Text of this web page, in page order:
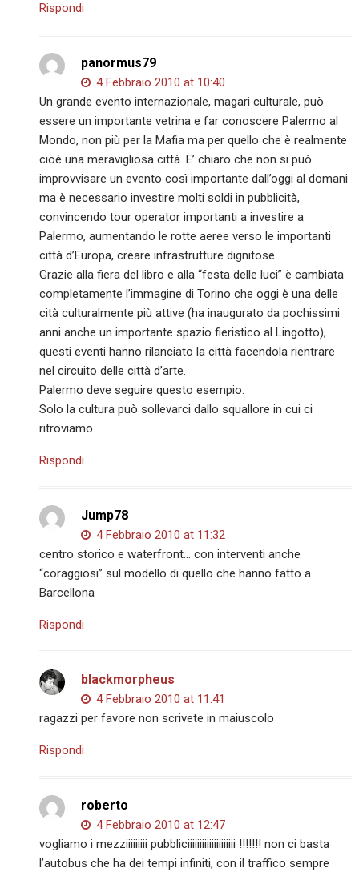
Rispondi
panormus79
4 Febbraio 2010 at 10:40
Un grande evento internazionale, magari culturale, può
essere un importante vetrina e far conoscere Palermo al
Mondo, non più per la Mafia ma per quello che è realmente
cioè una meravigliosa città. E’ chiaro che non si può
improvvisare un evento così importante dall’oggi al domani
ma è necessario investire molti soldi in pubblicità,
convincendo tour operator importanti a investire a
Palermo, aumentando le rotte aeree verso le importanti
città d’Europa, creare infrastrutture dignitose.
Grazie alla fiera del libro e alla “festa delle luci” è cambiata
completamente l’immagine di Torino che oggi è una delle
cità culturalmente più attive (ha inaugurato da pochissimi
anni anche un importante spazio fieristico al Lingotto),
questi eventi hanno rilanciato la città facendola rientrare
nel circuito delle città d’arte.
Palermo deve seguire questo esempio.
Solo la cultura può sollevarci dallo squallore in cui ci
ritroviamo
Rispondi
Jump78
4 Febbraio 2010 at 11:32
centro storico e waterfront… con interventi anche
“coraggiosi” sul modello di quello che hanno fatto a
Barcellona
Rispondi
blackmorpheus
4 Febbraio 2010 at 11:41
ragazzi per favore non scrivete in maiuscolo
Rispondi
roberto
4 Febbraio 2010 at 12:47
vogliamo i mezziiiiiiiii pubbliciiiiiiiiiiiiiiiiiiii !!!!!!! non ci basta
l’autobus che ha dei tempi infiniti, con il traffico sempre